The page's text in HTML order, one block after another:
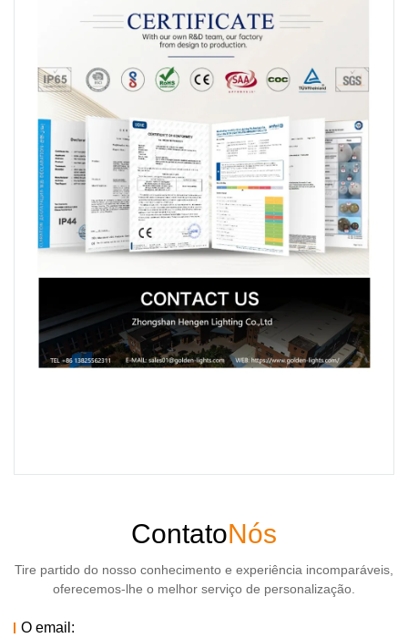
ContatoNós
Tire partido do nosso conhecimento e experiência incomparáveis,
oferecemos-lhe o melhor serviço de personalização.
O email: